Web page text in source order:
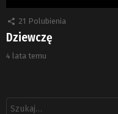
21 Polubienia
Dziewczę
4 lata temu